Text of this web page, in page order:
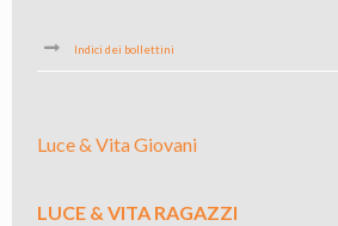
Indici dei bollettini
Luce & Vita Giovani
LUCE & VITA RAGAZZI